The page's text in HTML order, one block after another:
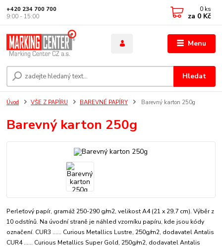
Menu
Hledat
+420 234 700 700
9:00 - 15:00
0 ks
za 0 Kč
Úvod VŠE Z PAPÍRU BAREVNÉ PAPÍRY Barevný karton 250g
Barevný karton 250g
Perleťový papír, gramáž 250-290 g/m2, velikost A4 (21 x 29,7 cm). Výběr z
10 odstínů. Na úvodní straně je náhled vzorníku papíru, kde jsou kódy
označení. CUR3 ...... Curious Metallics Lustre, 250g/m2, dodavatel Antalis
CUR4 ...... Curious Metallics Super Gold, 250g/m2, dodavatel Antalis